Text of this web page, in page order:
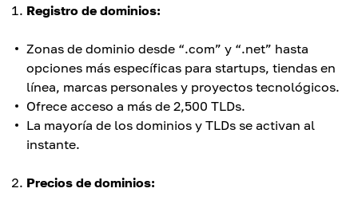
Registro de dominios:
Zonas de dominio desde “.com” y “.net” hasta
opciones más específicas para startups, tiendas en
línea, marcas personales y proyectos tecnológicos.
Ofrece acceso a más de 2,500 TLDs.
La mayoría de los dominios y TLDs se activan al
instante.
Precios de dominios: